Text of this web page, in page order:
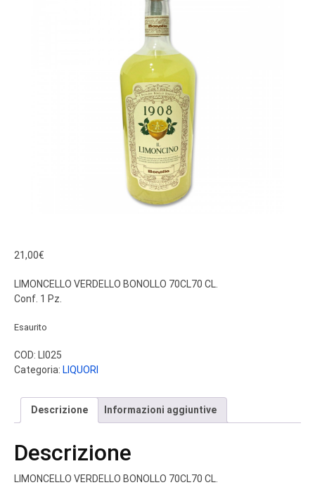
21,00€
LIMONCELLO VERDELLO BONOLLO 70CL70 CL.
Conf. 1 Pz.
Esaurito
COD: LI025
Categoria: LIQUORI
Descrizione Informazioni aggiuntive
Descrizione
LIMONCELLO VERDELLO BONOLLO 70CL70 CL.